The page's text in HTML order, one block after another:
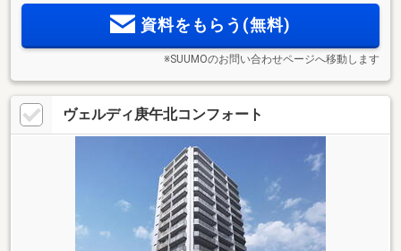
用。観音新町の未来の発展へとつながる大規模レジデンス。
資料をもらう(無料)
※SUUMOのお問い合わせページへ移動します
ヴェルディ庚午北コンフォート